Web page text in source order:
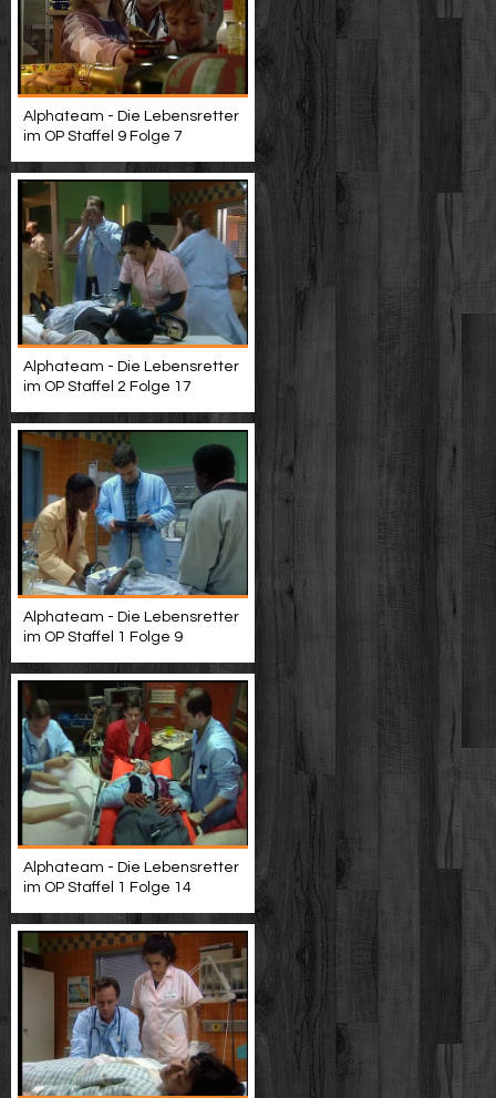
Alphateam - Die Lebensretter
im OP Staffel 9 Folge 7
Alphateam - Die Lebensretter
im OP Staffel 2 Folge 17
Alphateam - Die Lebensretter
im OP Staffel 1 Folge 9
Alphateam - Die Lebensretter
im OP Staffel 1 Folge 14